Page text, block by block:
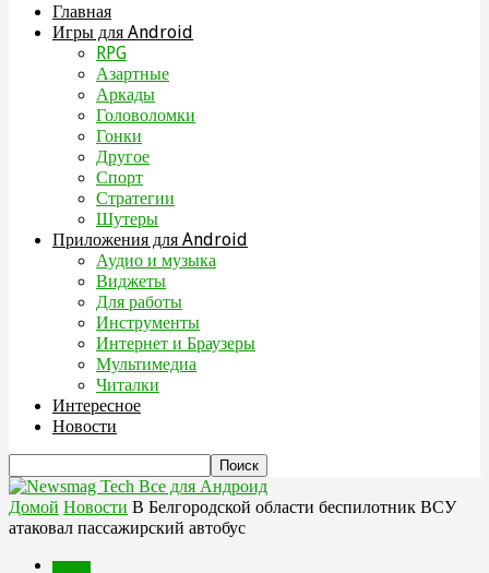
Главная
Игры для Android
RPG
Азартные
Аркады
Головоломки
Гонки
Другое
Спорт
Стратегии
Шутеры
Приложения для Android
Аудио и музыка
Виджеты
Для работы
Инструменты
Интернет и Браузеры
Мультимедиа
Читалки
Интересное
Новости
Все для Андроид
Домой Новости В Белгородской области беспилотник ВСУ
атаковал пассажирский автобус